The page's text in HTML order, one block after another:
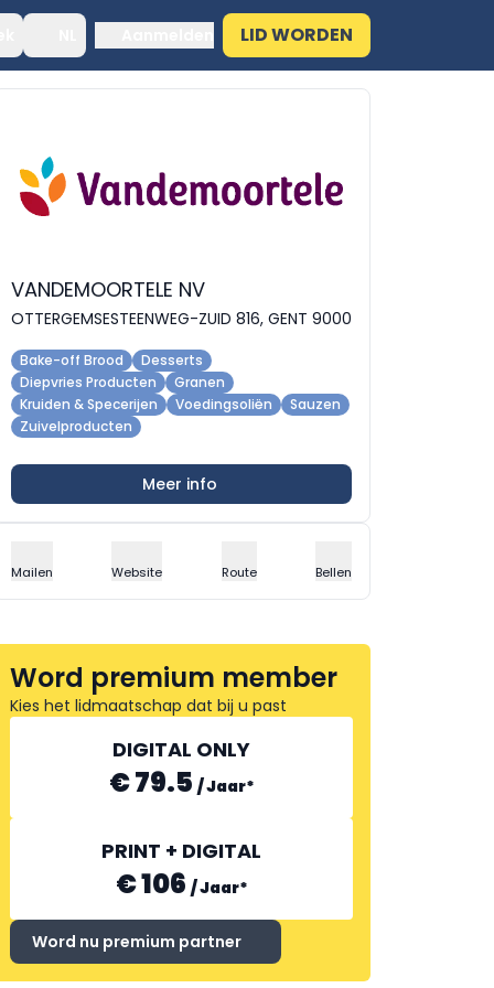
LID WORDEN
VANDEMOORTELE NV
OTTERGEMSESTEENWEG-ZUID 816, GENT 9000
Bake-off Brood
Desserts
Diepvries Producten
Granen
Kruiden & Specerijen
Voedingsoliën
Sauzen
Zuivelproducten
Meer info
Mailen Website Route Bellen
Word premium member
Kies het lidmaatschap dat bij u past
DIGITAL ONLY
€ 79.5 /Jaar*
PRINT + DIGITAL
€ 106 /Jaar*
Word nu premium partner